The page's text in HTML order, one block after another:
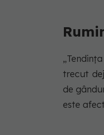
trecut
de
este